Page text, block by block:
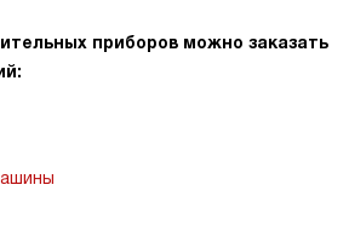
приборов можно заказать